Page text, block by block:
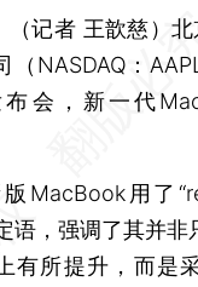
（记者 王歆慈） 北
（NASDAQ：
会，新一代
用了
语，强调了其并非
有所提升，而是